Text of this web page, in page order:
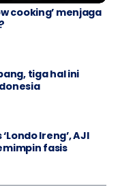
cooking’ menjaga
tiga hal ini
Ireng’, AJI
fasis